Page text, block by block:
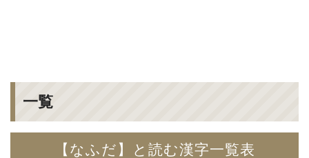
一覧
【なふだ】と読む漢字一覧表